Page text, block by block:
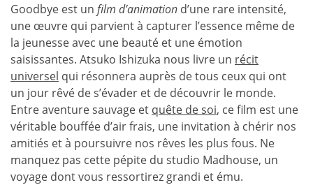
Goodbye est un film d’animation d’une rare intensité,
une œuvre qui parvient à capturer l’essence même de
la jeunesse avec une beauté et une émotion
saisissantes. Atsuko Ishizuka nous livre un récit
universel qui résonnera auprès de tous ceux qui ont
un jour rêvé de s’évader et de découvrir le monde.
Entre aventure sauvage et quête de soi, ce film est une
véritable bouffée d’air frais, une invitation à chérir nos
amitiés et à poursuivre nos rêves les plus fous. Ne
manquez pas cette pépite du studio Madhouse, un
voyage dont vous ressortirez grandi et ému.